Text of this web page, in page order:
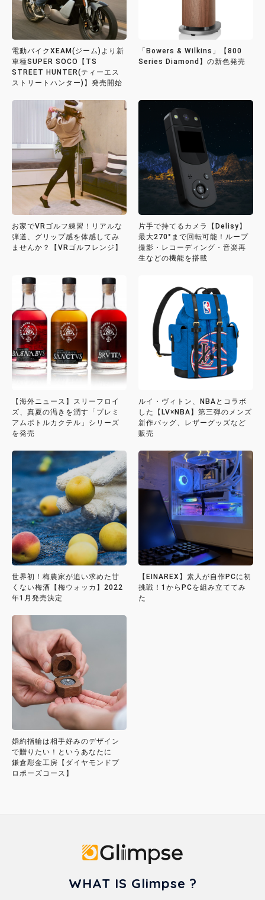
電動バイクXEAM(ジーム)より新
車種SUPER SOCO【TS
STREET HUNTER(ティーエス
ストリートハンター)】発売開始
「Bowers & Wilkins」【800
Series Diamond】の新色発売
お家でVRゴルフ練習！リアルな
弾道、グリップ感を体感してみ
ませんか？【VRゴルフレンジ】
片手で持てるカメラ【Delisy】
最大270°まで回転可能！ループ
撮影・レコーディング・音楽再
生などの機能を搭載
【海外ニュース】スリーフロイ
ズ、真夏の渇きを潤す「プレミ
アムボトルカクテル」シリーズ
を発売
ルイ・ヴィトン、NBAとコラボ
した【LV×NBA】第三弾のメンズ
新作バッグ、レザーグッズなど
販売
世界初！梅農家が追い求めた甘
くない梅酒【梅ウォッカ】2022
年1月発売決定
【EINAREX】素人が自作PCに初
挑戦！1からPCを組み立ててみ
た
婚約指輪は相手好みのデザイン
で贈りたい！というあなたに
鎌倉彫金工房【ダイヤモンドプ
ロポーズコース】
WHAT IS Glimpse ?